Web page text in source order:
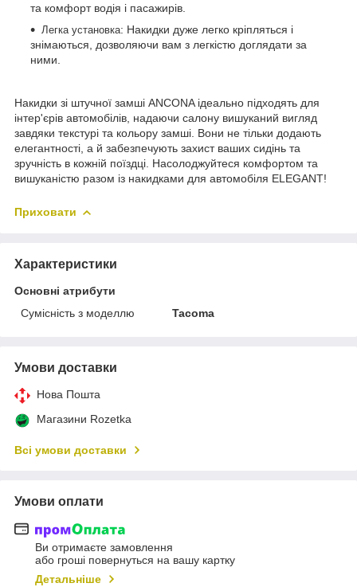
та комфорт водія і пасажирів.
Легка установка: Накидки дуже легко кріпляться і
знімаються, дозволяючи вам з легкістю доглядати за
ними.
Накидки зі штучної замші ANCONA ідеально підходять для
інтер'єрів автомобілів, надаючи салону вишуканий вигляд
завдяки текстурі та кольору замші. Вони не тільки додають
елегантності, а й забезпечують захист ваших сидінь та
зручність в кожній поїздці. Насолоджуйтеся комфортом та
вишуканістю разом із накидками для автомобіля ELEGANT!
Приховати
Характеристики
Основні атрибути
Сумісність з моделлю
Tacoma
Умови доставки
Нова Пошта
Магазини Rozetka
Всі умови доставки
Умови оплати
Ви отримаєте замовлення
або гроші повернуться на вашу картку
Детальніше